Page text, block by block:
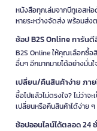
หนังสือทุกเล่มจากบีทูเอสห่
หายระหว่างจัดส่ง พร้อมส่
ช้อป B2S Online การัน
B2S Online ให้คุณเลือกซื้อ
อื่นๆ อีกมากมายได้อย่างมั่น
เปลี่ยน/คืนสินค้าง่าย ภาย
ซื้อไปแล้วไม่ตรงใจ? ไม่ว่า
เปลี่ยนหรือคืนสินค้าได้ง่าย
ช้อปออนไลน์ได้ตลอด 24